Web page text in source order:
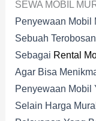
SEWA MOBIL
Penyewaan Mobil
Sebuah
Sebagai Rental
Agar Bisa
Penyewaan Mobil
Selain Harga